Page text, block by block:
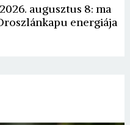
augusztus 8: ma
energiája